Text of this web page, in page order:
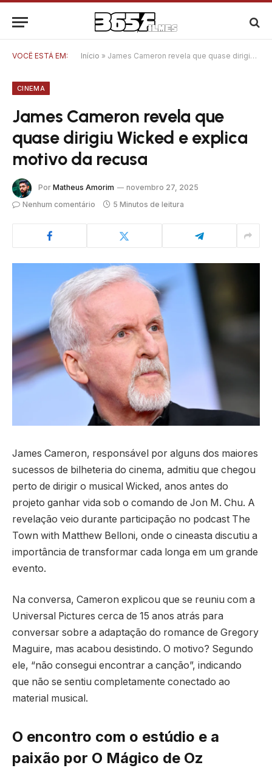
VOCÊ ESTÁ EM: Início » James Cameron revela que quase dirigiu Wicked e explica motivo da recusa
CINEMA
James Cameron revela que
quase dirigiu Wicked e explica
motivo da recusa
Por Matheus Amorim
novembro 27, 2025
Nenhum comentário
5 Minutos de leitura
James Cameron, responsável por alguns dos maiores
sucessos de bilheteria do cinema, admitiu que chegou
perto de dirigir o musical Wicked, anos antes do
projeto ganhar vida sob o comando de Jon M. Chu. A
revelação veio durante participação no podcast The
Town with Matthew Belloni, onde o cineasta discutiu a
importância de transformar cada longa em um grande
evento.
Na conversa, Cameron explicou que se reuniu com a
Universal Pictures cerca de 15 anos atrás para
conversar sobre a adaptação do romance de Gregory
Maguire, mas acabou desistindo. O motivo? Segundo
ele, “não consegui encontrar a canção”, indicando
que não se sentiu completamente conectado ao
material musical.
O encontro com o estúdio e a
paixão por O Mágico de Oz